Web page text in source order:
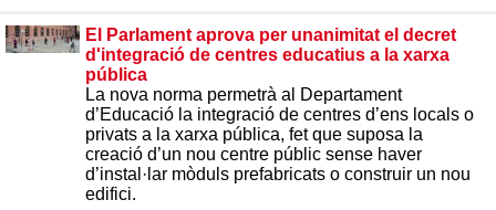
El Parlament aprova per unanimitat el decret
d'integració de centres educatius a la xarxa
pública
La nova norma permetrà al Departament
d’Educació la integració de centres d’ens locals o
privats a la xarxa pública, fet que suposa la
creació d’un nou centre públic sense haver
d’instal·lar mòduls prefabricats o construir un nou
edifici.